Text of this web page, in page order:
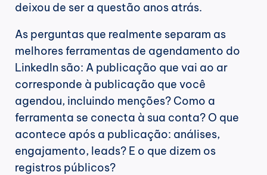
deixou de ser a questão anos atrás.
As perguntas que realmente separam as
melhores ferramentas de agendamento do
LinkedIn são: A publicação que vai ao ar
corresponde à publicação que você
agendou, incluindo menções? Como a
ferramenta se conecta à sua conta? O que
acontece após a publicação: análises,
engajamento, leads? E o que dizem os
registros públicos?